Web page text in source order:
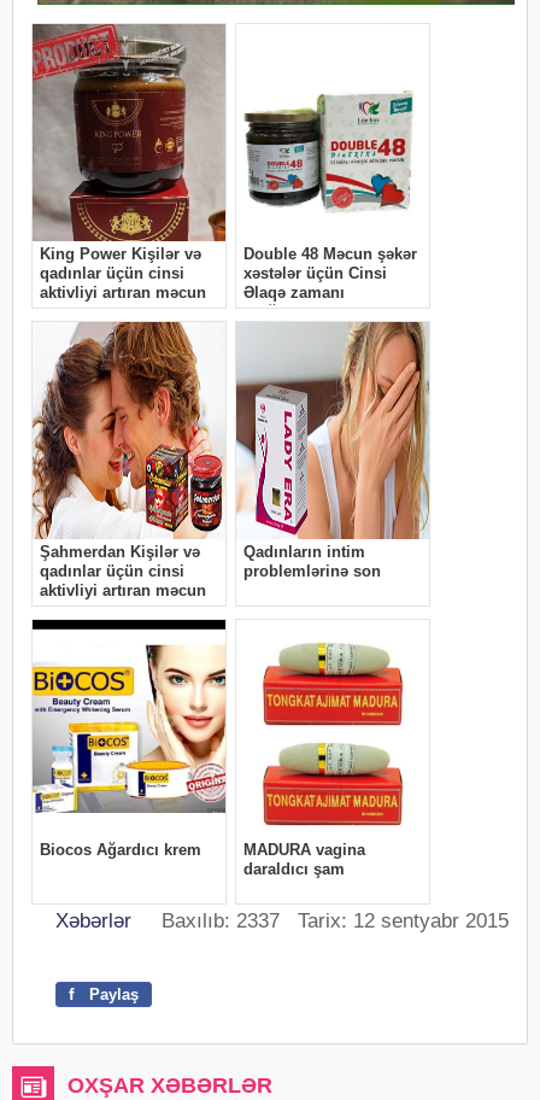
Xəbərlər Baxılıb: 2337 Tarix: 12 sentyabr 2015
f Paylaş
OXŞAR XƏBƏRLƏR